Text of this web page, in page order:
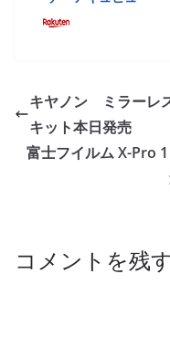
キヤノン ミラーレ
キット本日発売
富士フイルム X-Pro
コメントを残